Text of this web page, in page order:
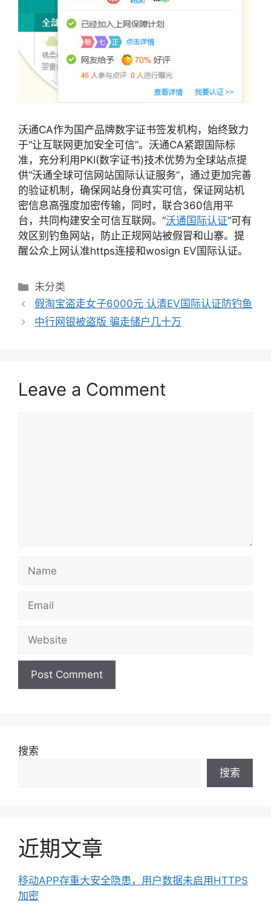
沃通CA作为国产品牌数字证书签发机构，始终致力
于“让互联网更加安全可信”。沃通CA紧跟国际标
准，充分利用PKI(数字证书)技术优势为全球站点提
供“沃通全球可信网站国际认证服务”，通过更加完善
的验证机制，确保网站身份真实可信，保证网站机
密信息高强度加密传输，同时，联合360信用平
台，共同构建安全可信互联网。“沃通国际认证”可有
效区别钓鱼网站，防止正规网站被假冒和山寨。提
醒公众上网认准https连接和wosign EV国际认证。
Categories
未分类
假淘宝盗走女子6000元 认清EV国际认证防钓鱼
中行网银被盗版 骗走储户几十万
Leave a Comment
Name
Email
Website
搜索
搜索
近期文章
移动APP存重大安全隐患，用户数据未启用HTTPS
加密